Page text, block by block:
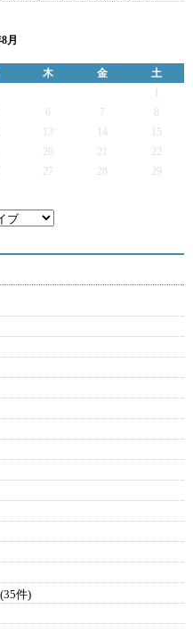
月
木 金
土
6 7
13 14
15
20 21
22
27 28
29
件)